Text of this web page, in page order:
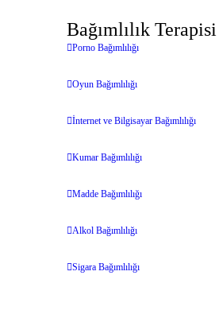
Bağımlılık Terapisi
Porno Bağımlılığı
Oyun Bağımlılığı
İnternet ve Bilgisayar Bağımlılığı
Kumar Bağımlılığı
Madde Bağımlılığı
Alkol Bağımlılığı
Sigara Bağımlılığı